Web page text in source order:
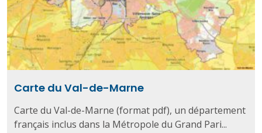
Carte du Val-de-Marne
Carte du Val-de-Marne (format pdf), un département
français inclus dans la Métropole du Grand Pari...